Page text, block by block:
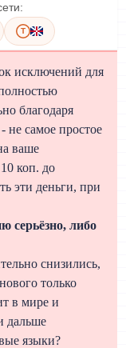
T
исключений для
благодаря
не самое простое
ваше
коп. до
эти деньги, при
серьёзно, либо
снизились,
только
в мире и
дальше
языки?